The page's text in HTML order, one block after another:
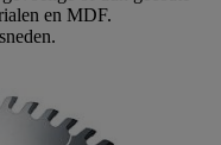
en MDF.